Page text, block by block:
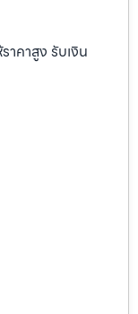
คาสูง รับเงิน